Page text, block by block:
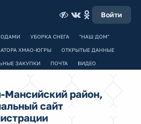
Войти
УБОРКА СНЕГА "НАШ ДОМ"
ХМАО-ЮГРЫ ОТКРЫТЫЕ ДАННЫЕ
ЗАКУПКИ ПОЧТА ВИДЕО
Мансийский район,
сайт